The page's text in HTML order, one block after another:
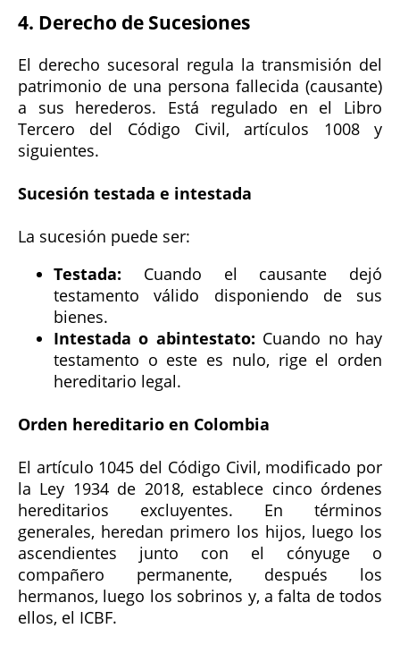
4. Derecho de Sucesiones
El derecho sucesoral regula la transmisión del
patrimonio de una persona fallecida (causante)
a sus herederos. Está regulado en el Libro
Tercero del Código Civil, artículos 1008 y
siguientes.
Sucesión testada e intestada
La sucesión puede ser:
Testada: Cuando el causante dejó
testamento válido disponiendo de sus
bienes.
Intestada o abintestato: Cuando no hay
testamento o este es nulo, rige el orden
hereditario legal.
Orden hereditario en Colombia
El artículo 1045 del Código Civil, modificado por
la Ley 1934 de 2018, establece cinco órdenes
hereditarios excluyentes. En términos
generales, heredan primero los hijos, luego los
ascendientes junto con el cónyuge o
compañero permanente, después los
hermanos, luego los sobrinos y, a falta de todos
ellos, el ICBF.